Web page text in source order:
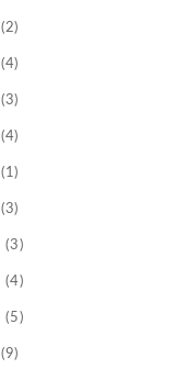
(2)
(4)
(3)
(4)
(1)
(3)
(3)
(4)
(5)
(9)